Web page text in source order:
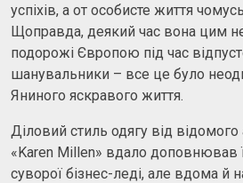
успіхів, а от особисте життя
Щоправда, деякий час вона цим
подорожі Європою під час
шанувальники – все це було
Яниного яскравого життя.
Діловий стиль одягу від
«Karen Millen» вдало доповнював
суворої бізнес-леді, але вдома й